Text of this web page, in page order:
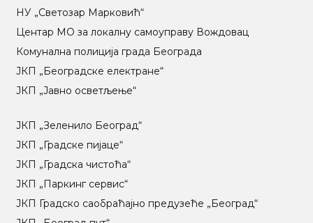
НУ „Светозар Марковић“
Центар МO за локалну самоуправу Вождовац
Комунална полиција града Београда
ЈКП „Београдске електране“
ЈКП „Јавно осветљење“
ЈКП „Зеленило Београд“
ЈКП „Градске пијаце“
ЈКП „Градска чистоћа“
ЈКП „Паркинг сервис“
ЈКП Градско саобраћајно предузеће „Београд“